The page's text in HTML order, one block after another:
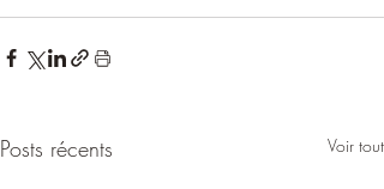
Posts récents Voir tout